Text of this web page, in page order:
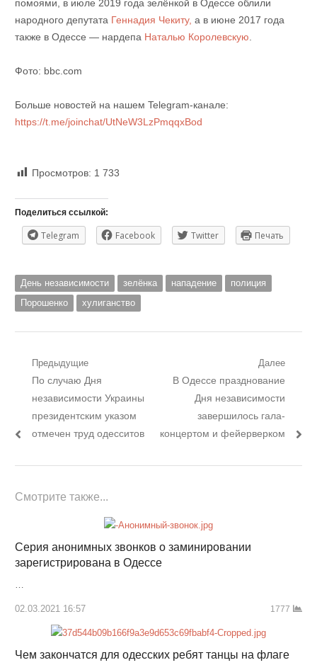
помоями, в июле 2019 года зелёнкой в Одессе облили
народного депутата Геннадия Чекиту, а в июне 2017 года
также в Одессе — нардепа Наталью Королевскую
Фото: bbc.com
Больше новостей на нашем Telegram-канале:
https://t.me/joinchat/UtNeW3LzPmqqxBod
Просмотров: 1 733
Поделиться ссылкой:
Telegram Facebook Twitter Печать
День независимости зелёнка нападение
полиция
Порошенко
хулиганство
Навигация
записям
Предыдущие
Предыдущий
пост:
По случаю Дня
независимости Украины
президентским указом
отмечен труд одесситов
Далее
Следующий
В Одессе празднование
Дня независимости
завершилось гала-
концертом и фейерверком
Смотрите также...
Серия анонимных звонков о заминировании
зарегистрирована в Одессе
02.03.2021 16:57 1777
Чем закончатся для одесских ребят танцы на флаге